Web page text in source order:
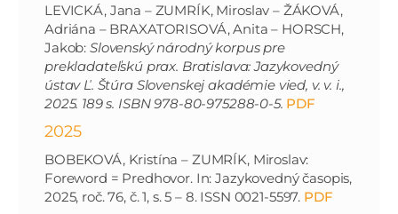
LEVICKÁ, Jana – ZUMRÍK, Miroslav – ŽÁKOVÁ,
Adriána – BRAXATORISOVÁ, Anita – HORSCH,
Jakob: Slovenský národný korpus pre
prekladateľskú prax. Bratislava: Jazykovedný
ústav Ľ. Štúra Slovenskej akadémie vied, v. v. i.,
2025. 189 s. ISBN 978-80-975288-0-5. PDF
2025
BOBEKOVÁ, Kristína – ZUMRÍK, Miroslav:
Foreword = Predhovor. In: Jazykovedný časopis,
2025, roč. 76, č. 1, s. 5 – 8. ISSN 0021-5597. PDF